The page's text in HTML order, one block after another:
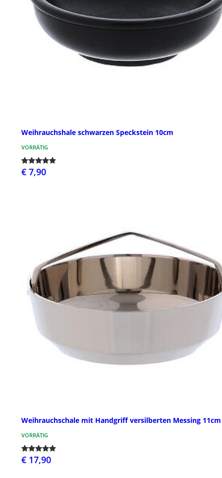
Weihrauchshale schwarzen Speckstein 10cm
VORRÄTIG
€ 7,90
Weihrauchschale mit Handgriff versilberten Messing 11cm
VORRÄTIG
€ 17,90